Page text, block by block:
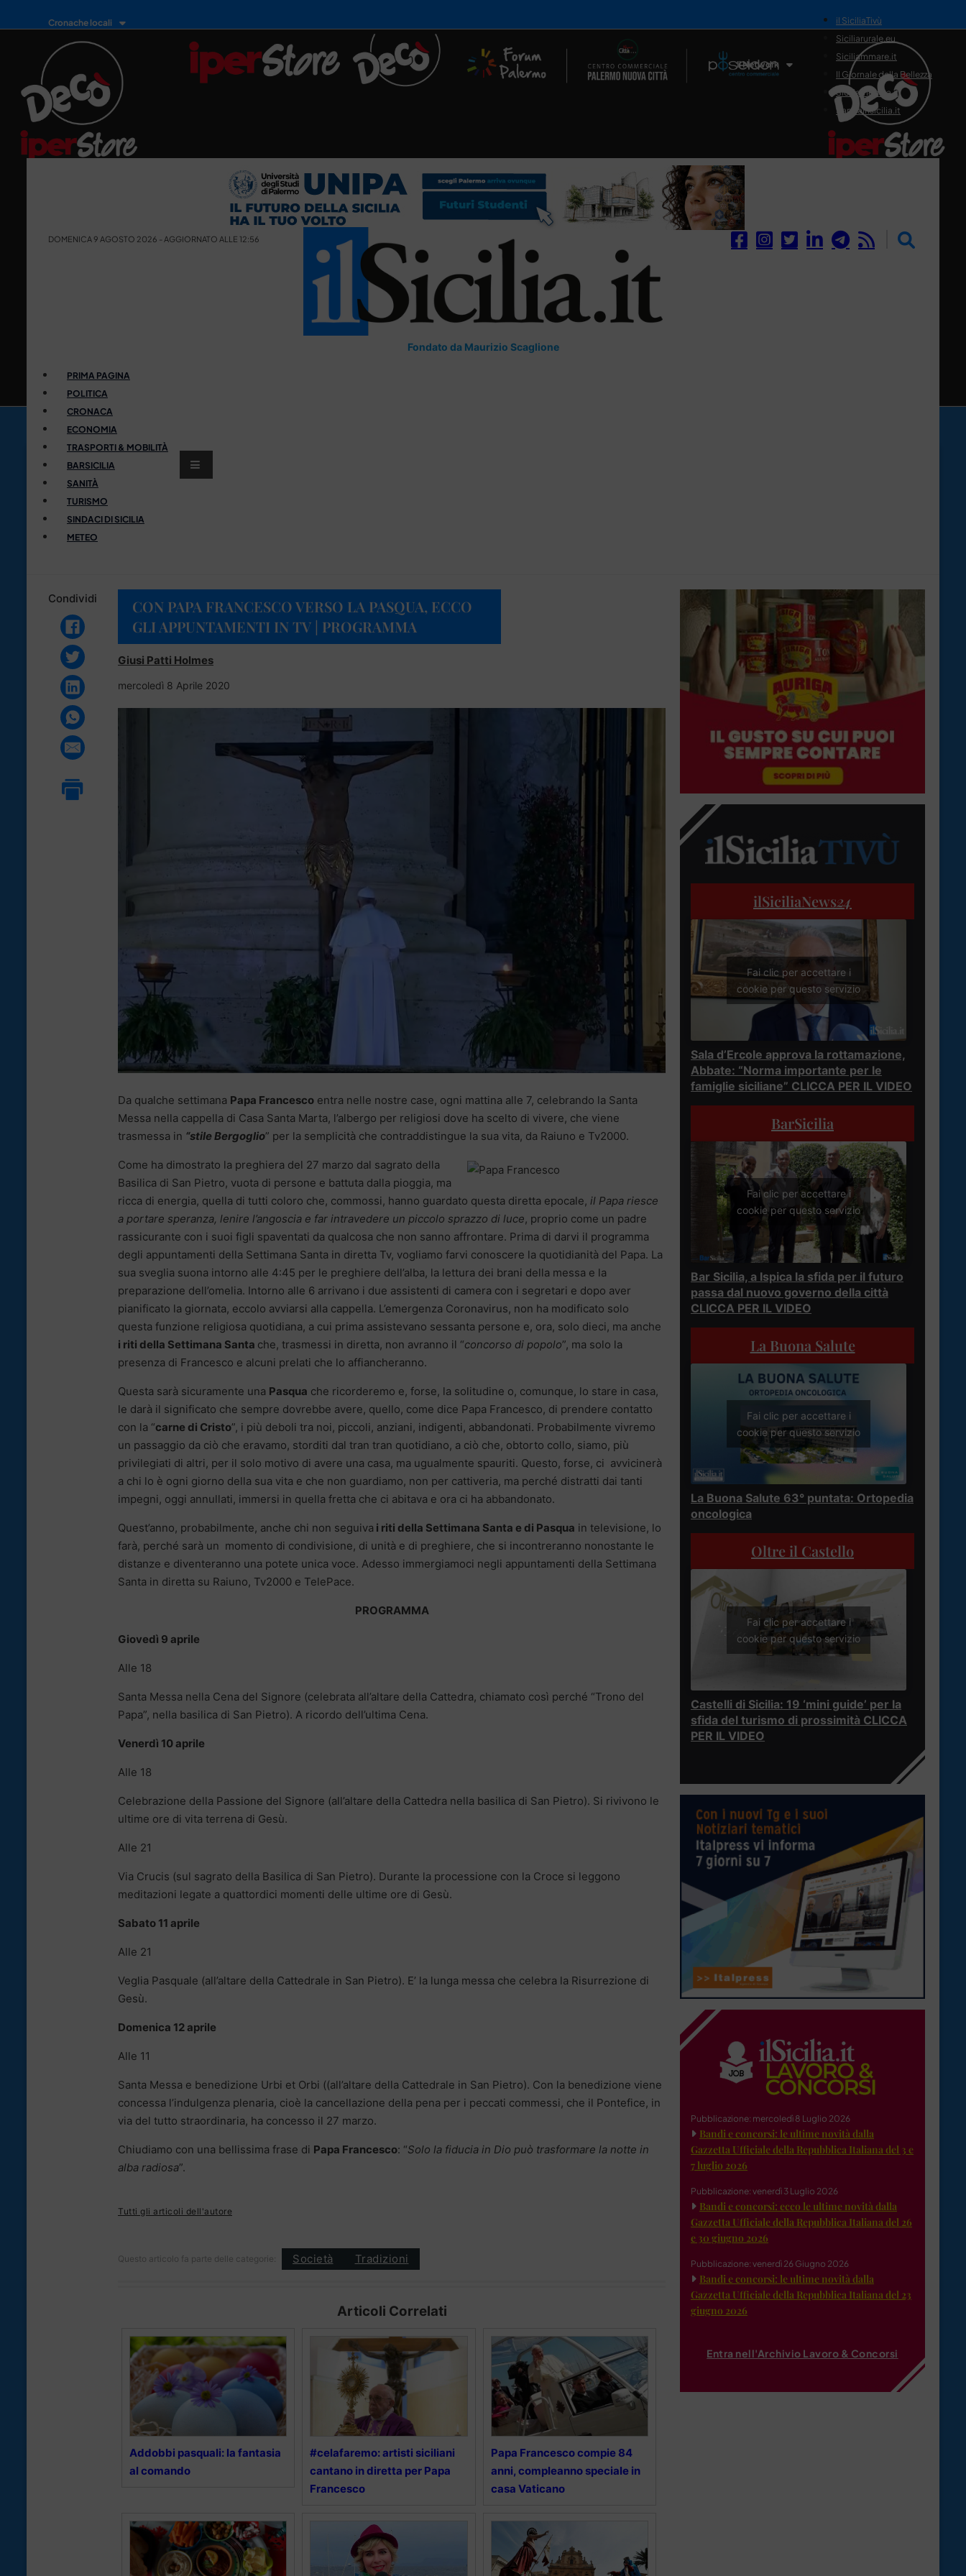
Cronache locali
Il Network
il SiciliaTivù
Siciliarurale.eu
Siciliammare.it
Il Giornale della Bellezza
Siciliamedica.it
Sanitainsicilia.it
DOMENICA 9 AGOSTO 2026 - AGGIORNATO ALLE 12:56
Fondato da Maurizio Scaglione
PRIMA PAGINA
POLITICA
CRONACA
ECONOMIA
TRASPORTI & MOBILITÀ
BARSICILIA
SANITÀ
TURISMO
SINDACI DI SICILIA
METEO
Condividi
CON PAPA FRANCESCO VERSO LA PASQUA, ECCO
GLI APPUNTAMENTI IN TV | PROGRAMMA
Giusi Patti Holmes
mercoledì 8 Aprile 2020
Da qualche settimana Papa Francesco entra nelle nostre case, ogni mattina alle 7, celebrando la Santa
Messa nella cappella di Casa Santa Marta, l’albergo per religiosi dove ha scelto di vivere, che viene
trasmessa in “stile Bergoglio” per la semplicità che contraddistingue la sua vita, da Raiuno e Tv2000.
Come ha dimostrato la preghiera del 27 marzo dal sagrato della
Basilica di San Pietro, vuota di persone e battuta dalla pioggia, ma
ricca di energia, quella di tutti coloro che, commossi, hanno guardato questa diretta epocale, il Papa riesce
a portare speranza, lenire l’angoscia e far intravedere un piccolo sprazzo di luce, proprio come un padre
rassicurante con i suoi figli spaventati da qualcosa che non sanno affrontare. Prima di darvi il programma
degli appuntamenti della Settimana Santa in diretta Tv, vogliamo farvi conoscere la quotidianità del Papa. La
sua sveglia suona intorno alle 4:45 per le preghiere dell’alba, la lettura dei brani della messa e la
preparazione dell’omelia. Intorno alle 6 arrivano i due assistenti di camera con i segretari e dopo aver
pianificato la giornata, eccolo avviarsi alla cappella. L’emergenza Coronavirus, non ha modificato solo
questa funzione religiosa quotidiana, a cui prima assistevano sessanta persone e, ora, solo dieci, ma anche
i riti della Settimana Santa che, trasmessi in diretta, non avranno il “concorso di popolo”, ma solo la
presenza di Francesco e alcuni prelati che lo affiancheranno.
Questa sarà sicuramente una Pasqua che ricorderemo e, forse, la solitudine o, comunque, lo stare in casa,
le darà il significato che sempre dovrebbe avere, quello, come dice Papa Francesco, di prendere contatto
con la “carne di Cristo”, i più deboli tra noi, piccoli, anziani, indigenti, abbandonati. Probabilmente vivremo
un passaggio da ciò che eravamo, storditi dal tran tran quotidiano, a ciò che, obtorto collo, siamo, più
privilegiati di altri, per il solo motivo di avere una casa, ma ugualmente spauriti. Questo, forse, ci avvicinerà
a chi lo è ogni giorno della sua vita e che non guardiamo, non per cattiveria, ma perché distratti dai tanti
impegni, oggi annullati, immersi in quella fretta che ci abitava e ora ci ha abbandonato.
Quest’anno, probabilmente, anche chi non seguiva i riti della Settimana Santa e di Pasqua in televisione, lo
farà, perché sarà un momento di condivisione, di unità e di preghiere, che si incontreranno nonostante le
distanze e diventeranno una potete unica voce. Adesso immergiamoci negli appuntamenti della Settimana
Santa in diretta su Raiuno, Tv2000 e TelePace.
PROGRAMMA
Giovedì 9 aprile
Alle 18
Santa Messa nella Cena del Signore (celebrata all’altare della Cattedra, chiamato così perché “Trono del
Papa”, nella basilica di San Pietro). A ricordo dell’ultima Cena.
Venerdì 10 aprile
Alle 18
Celebrazione della Passione del Signore (all’altare della Cattedra nella basilica di San Pietro). Si rivivono le
ultime ore di vita terrena di Gesù.
Alle 21
Via Crucis (sul sagrato della Basilica di San Pietro). Durante la processione con la Croce si leggono
meditazioni legate a quattordici momenti delle ultime ore di Gesù.
Sabato 11 aprile
Alle 21
Veglia Pasquale (all’altare della Cattedrale in San Pietro). E’ la lunga messa che celebra la Risurrezione di
Gesù.
Domenica 12 aprile
Alle 11
Santa Messa e benedizione Urbi et Orbi ((all’altare della Cattedrale in San Pietro). Con la benedizione viene
concessa l’indulgenza plenaria, cioè la cancellazione della pena per i peccati commessi, che il Pontefice, in
via del tutto straordinaria, ha concesso il 27 marzo.
Chiudiamo con una bellissima frase di Papa Francesco: “Solo la fiducia in Dio può trasformare la notte in
alba radiosa”.
Tutti gli articoli dell'autore
Questo articolo fa parte delle categorie: Società Tradizioni
Articoli Correlati
Addobbi pasquali: la fantasia
al comando
#celafaremo: artisti siciliani
cantano in diretta per Papa
Francesco
Papa Francesco compie 84
anni, compleanno speciale in
casa Vaticano
ilSiciliaNews24
Fai clic per accettare i
cookie per questo servizio
Sala d’Ercole approva la rottamazione,
Abbate: “Norma importante per le
famiglie siciliane” CLICCA PER IL VIDEO
BarSicilia
Fai clic per accettare i
cookie per questo servizio
Bar Sicilia, a Ispica la sfida per il futuro
passa dal nuovo governo della città
CLICCA PER IL VIDEO
La Buona Salute
Fai clic per accettare i
cookie per questo servizio
La Buona Salute 63° puntata: Ortopedia
oncologica
Oltre il Castello
Fai clic per accettare i
cookie per questo servizio
Castelli di Sicilia: 19 ‘mini guide’ per la
sfida del turismo di prossimità CLICCA
PER IL VIDEO
Pubblicazione: mercoledì 8 Luglio 2026
Bandi e concorsi: le ultime novità dalla
Gazzetta Ufficiale della Repubblica Italiana del 3 e
7 luglio 2026
Pubblicazione: venerdì 3 Luglio 2026
Bandi e concorsi: ecco le ultime novità dalla
Gazzetta Ufficiale della Repubblica Italiana del 26
e 30 giugno 2026
Pubblicazione: venerdì 26 Giugno 2026
Bandi e concorsi: le ultime novità dalla
Gazzetta Ufficiale della Repubblica Italiana del 23
giugno 2026
Entra nell'Archivio Lavoro & Concorsi